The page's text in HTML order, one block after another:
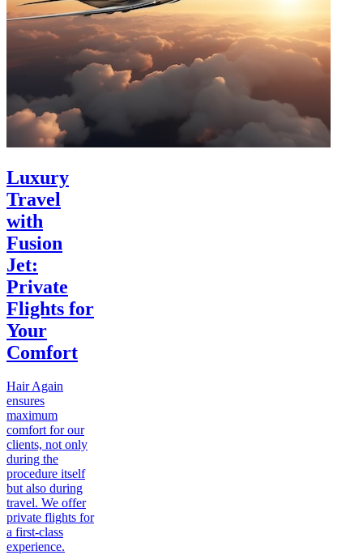
Luxury
Travel
with
Fusion
Jet:
Private
Flights for
Your
Comfort
Hair Again
ensures
maximum
comfort for our
clients, not only
during the
procedure itself
but also during
travel. We offer
private flights for
a first-class
experience.